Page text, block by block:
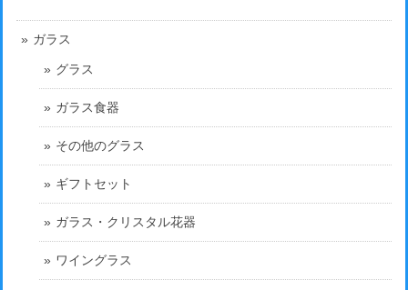
ガラス
グラス
ガラス食器
その他のグラス
ギフトセット
ガラス・クリスタル花器
ワイングラス